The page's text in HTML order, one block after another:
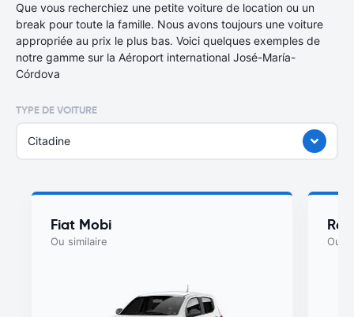
Que vous recherchiez une petite voiture de location ou un
break pour toute la famille. Nous avons toujours une voiture
appropriée au prix le plus bas. Voici quelques exemples de
notre gamme sur la Aéroport international José-María-
Córdova
TYPE DE VOITURE
Citadine
Fiat Mobi
Ou similaire Ou